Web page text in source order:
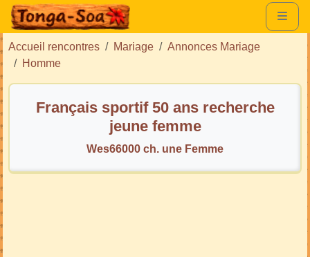
Accueil rencontres Mariage
Annonces Mariage
Homme
Français sportif 50 ans recherche
jeune femme
Wes66000 ch. une Femme